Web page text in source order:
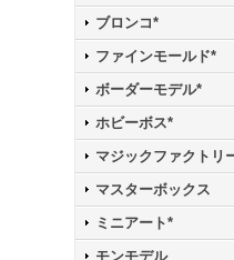
ブロンコ*
ファインモールド*
ボーダーモデル*
ホビーボス*
マジックファクトリ
マスターボックス
ミニアート*
モンモデル